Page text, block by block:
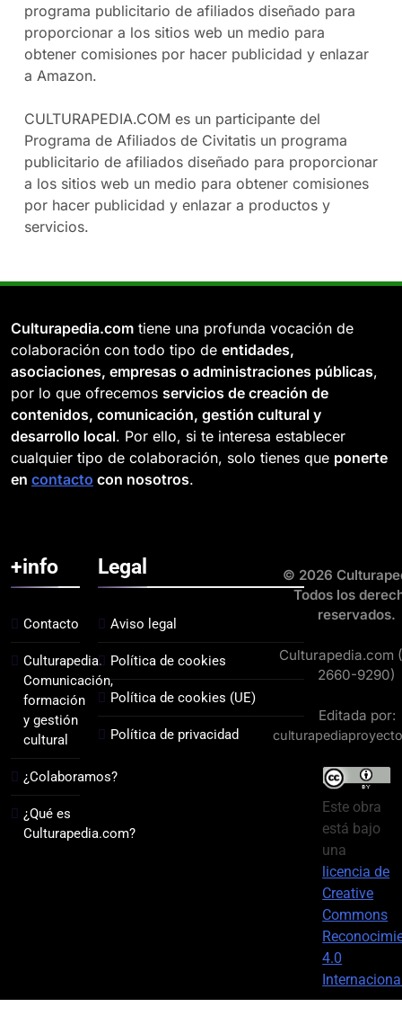
programa publicitario de afiliados diseñado para
proporcionar a los sitios web un medio para
obtener comisiones por hacer publicidad y enlazar
a Amazon.
CULTURAPEDIA.COM es un participante del
Programa de Afiliados de Civitatis un programa
publicitario de afiliados diseñado para proporcionar
a los sitios web un medio para obtener comisiones
por hacer publicidad y enlazar a productos y
servicios.
Culturapedia.com tiene una profunda vocación de
colaboración con todo tipo de entidades,
asociaciones, empresas o administraciones públicas,
por lo que ofrecemos servicios de creación de
contenidos, comunicación, gestión cultural y
desarrollo local. Por ello, si te interesa establecer
cualquier tipo de colaboración, solo tienes que ponerte
en contacto con nosotros.
+info
Contacto
Culturapedia.
Comunicación,
formación
y gestión
cultural
¿Colaboramos?
¿Qué es
Culturapedia.com?
Legal
Aviso legal
Política de cookies
Política de cookies (UE)
Política de privacidad
© 2026
Todos los
reservados.
Culturapedia.com
2660-9290)
Editada por:
Este obra
está bajo
una
licencia de
Creative
Commons
4.0